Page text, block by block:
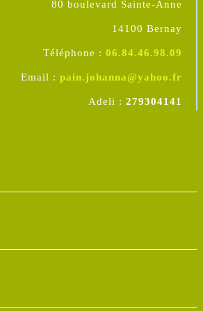
80 boulevard Sainte-Anne
14100 Bernay
Téléphone : 06.84.46.98.09
Email : pain.johanna@yahoo.fr
Adeli : 279304141